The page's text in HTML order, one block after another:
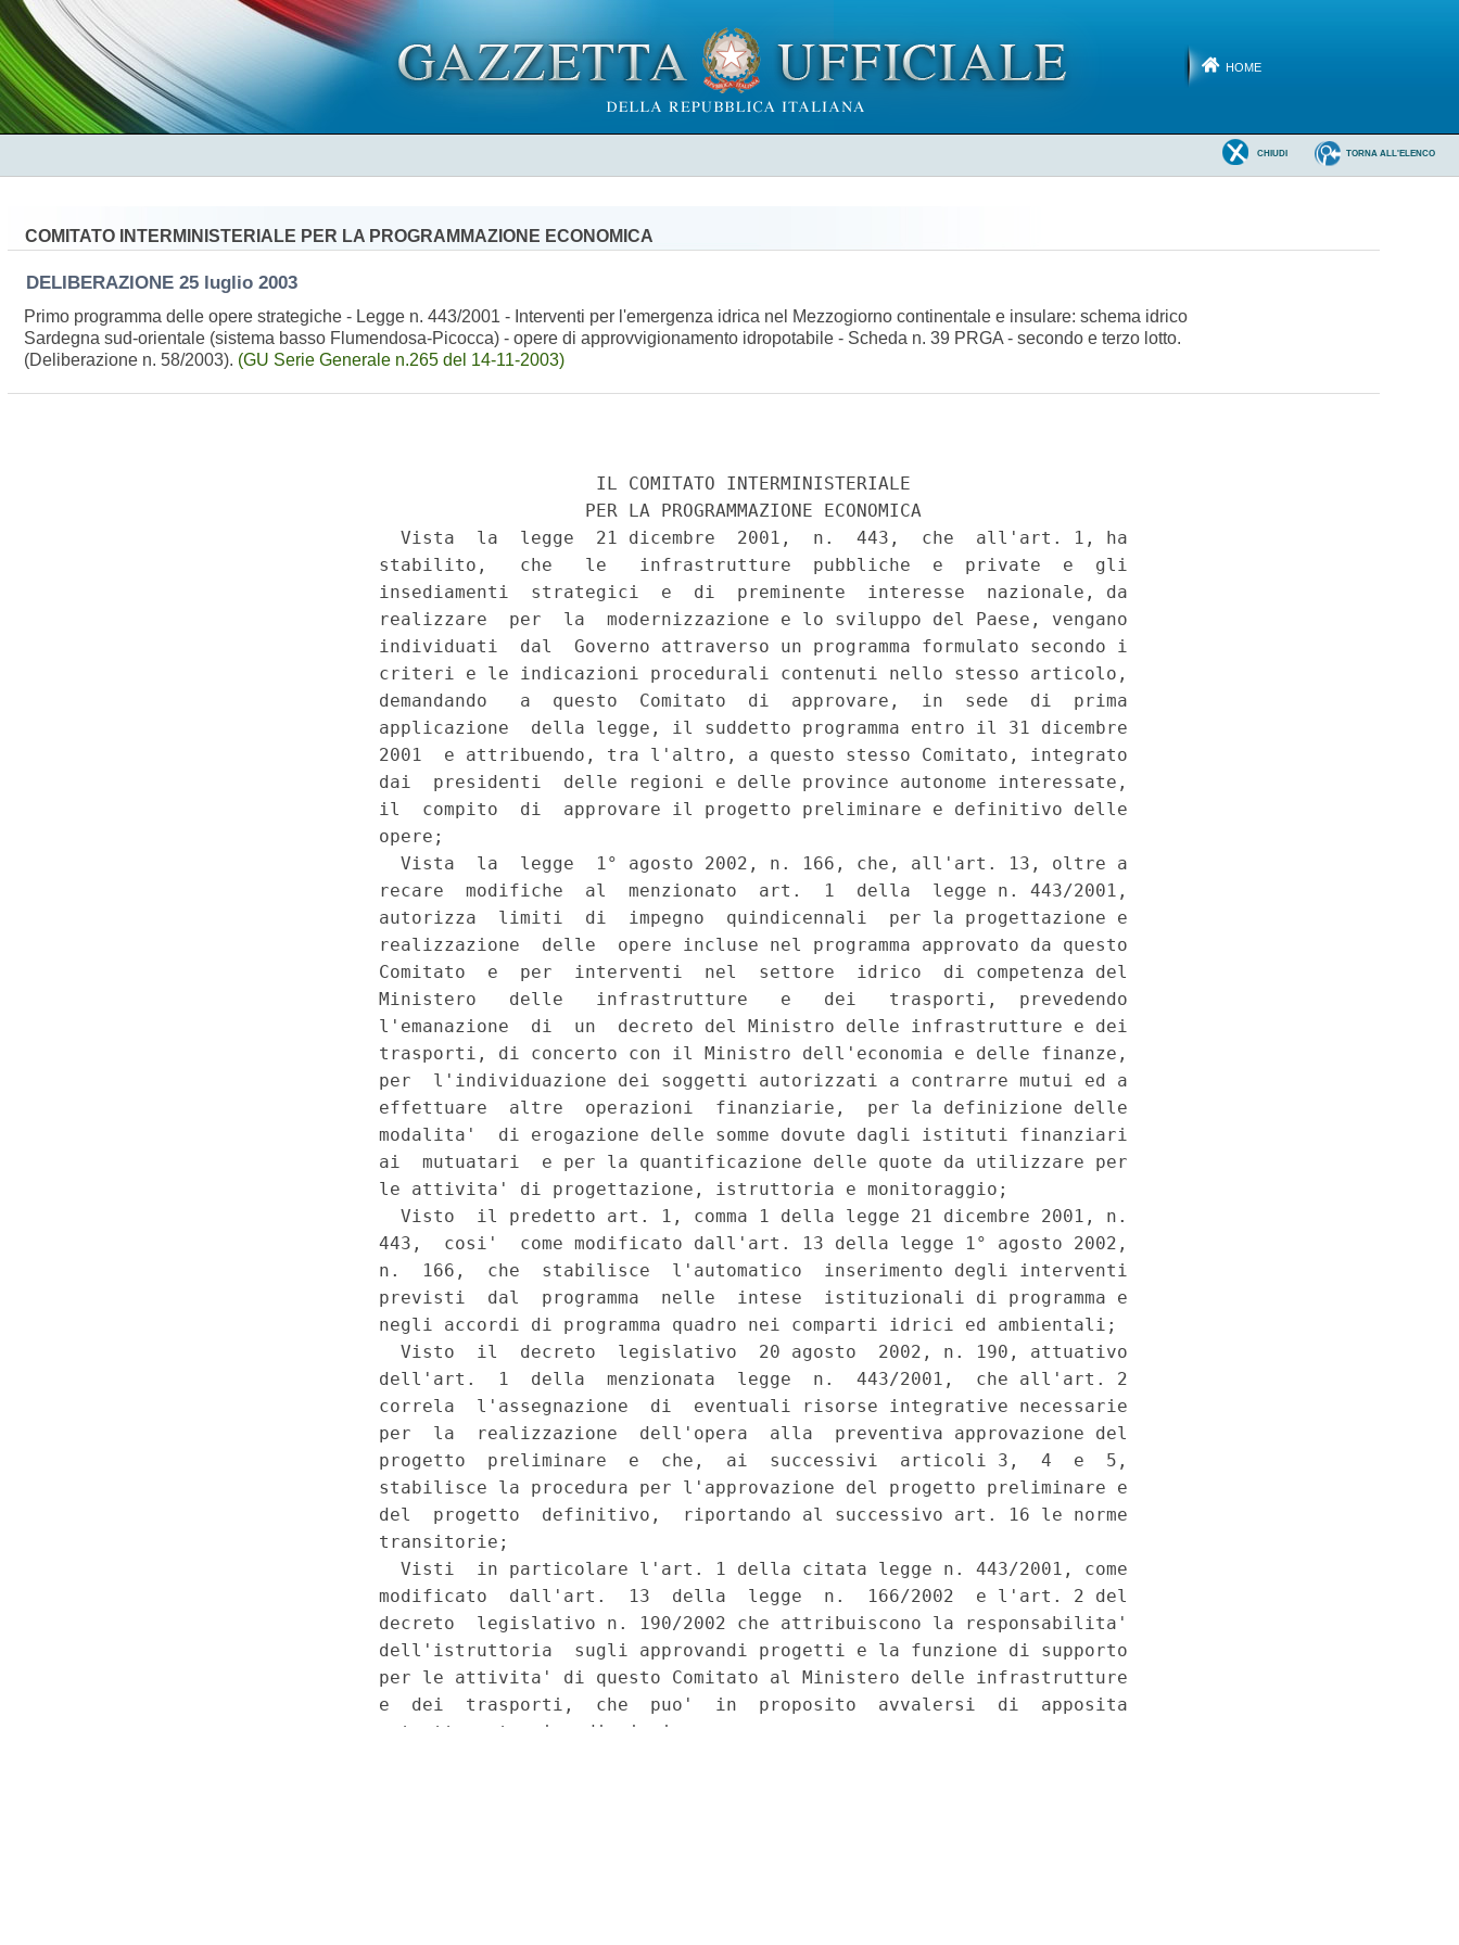
HOME
TORNA ALL'ELENCO
CHIUDI
COMITATO INTERMINISTERIALE PER LA PROGRAMMAZIONE ECONOMICA
DELIBERAZIONE 25 luglio 2003
Primo programma delle opere strategiche - Legge n. 443/2001 - Interventi per l'emergenza idrica nel Mezzogiorno continentale e insulare: schema idrico
Sardegna sud-orientale (sistema basso Flumendosa-Picocca) - opere di approvvigionamento idropotabile - Scheda n. 39 PRGA - secondo e terzo lotto.
(Deliberazione n. 58/2003). (GU Serie Generale n.265 del 14-11-2003)